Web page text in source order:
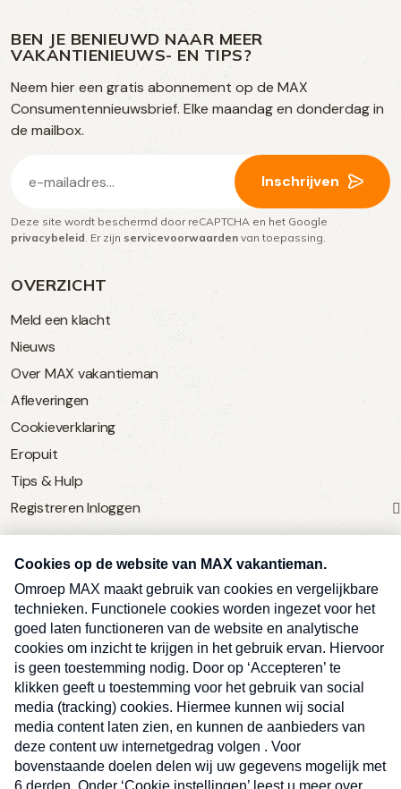
OVERZICHT
Meld een klacht
Nieuws
Over MAX vakantieman
Afleveringen
Cookieverklaring
Eropuit
Tips & Hulp
Registreren Inloggen
SERVICE
Over Omroep MAX
MAX Vandaag
MAX Meldpunt
Pers
Contact
Algemene voorwaarden
Privacyverklaring
Kwetsbaarheid melden
op
social
media
op
Facebook
op
TikTok
op
Instagram
BEN JE BENIEUWD NAAR MEER
VAKANTIENIEUWS- EN TIPS?
Neem hier een gratis abonnement op de MAX
Consumentennieuwsbrief. Elke maandag en donderdag in
de mailbox.
mailadres
(Vereist)
Inschrijven
Deze site wordt beschermd door reCAPTCHA en het Google
privacybeleid . Er zijn servicevoorwaarden van toepassing.
Ben je benieuwd naar meer
vakantienieuws- en tips?